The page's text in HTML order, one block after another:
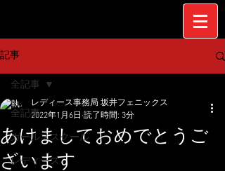
記事
全記事
ガールズスクール
レディース
全記事
あけましておめでとうご
ざいます
レディース事務局 坂井フェニックス
2022年1月6日 読了時間: 3分